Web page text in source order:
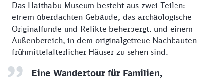
Das Haithabu Museum besteht aus zwei Teilen:
einem überdachten Gebäude, das archäologische
Originalfunde und Relikte beherbergt, und einem
Außenbereich, in dem originalgetreue Nachbauten
frühmittelalterlicher Häuser zu sehen sind.
Eine Wandertour für Familien,